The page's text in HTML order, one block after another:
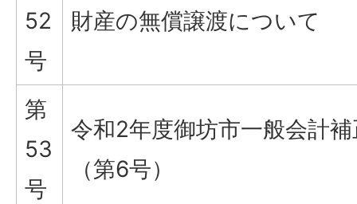
52
号
財産の無償譲渡について
第
53
号
令和2年度御坊市一般会計
（第6号）